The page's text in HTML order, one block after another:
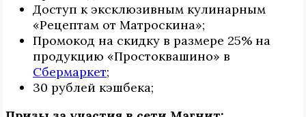
Доступ к эксклюзивным кулинарным
«Рецептам от Матроскина»;
Промокод на скидку в размере 25% на
продукцию «Простоквашино» в
Сбермаркет;
30 рублей кэшбека;